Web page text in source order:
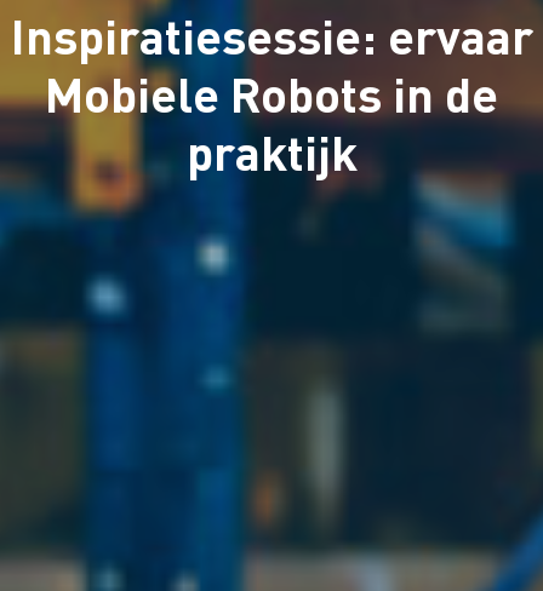
Inspiratiesessie: ervaar
Mobiele Robots in de
praktijk